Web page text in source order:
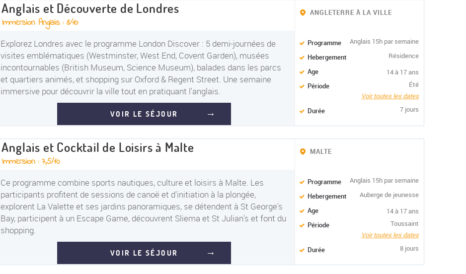
Anglais et Découverte de Londres
Immersion Anglais : 8/10
Explorez Londres avec le programme London Discover : 5 demi-journées de
visites emblématiques (Westminster, West End, Covent Garden), musées
incontournables (British Museum, Science Museum), balades dans les parcs
et quartiers animés, et shopping sur Oxford & Regent Street. Une semaine
immersive pour découvrir la ville tout en pratiquant l'anglais.
VOIR LE SÉJOUR
ANGLETERRE À LA VILLE
Programme
Anglais 15h par semaine
Hebergement
Résidence
Age
14 à 17 ans
Période
Été
Voir toutes les dates
Durée
7 jours
Anglais et Cocktail de Loisirs à Malte
Immersion : 7,5/10
Ce programme combine sports nautiques, culture et loisirs à Malte. Les
participants profitent de sessions de canoë et d'initiation à la plongée,
explorent La Valette et ses jardins panoramiques, se détendent à St George's
Bay, participent à un Escape Game, découvrent Sliema et St Julian's et font du
shopping.
VOIR LE SÉJOUR
MALTE
Programme
Anglais 15h par semaine
Hebergement
Auberge de jeunesse
Age
14 à 17 ans
Période
Toussaint
Voir toutes les dates
Durée
8 jours